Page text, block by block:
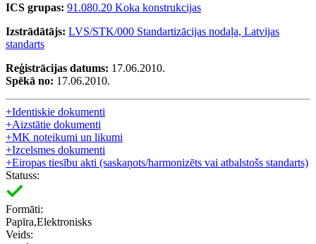
ICS grupas: 91.080.20 Koka konstrukcijas
Izstrādātājs: LVS/STK/000 Standartizācijas nodaļa, Latvijas
standarts
Reģistrācijas datums: 17.06.2010.
Spēkā no: 17.06.2010.
+Identiskie dokumenti
+Aizstātie dokumenti
+MK noteikumi un likumi
+Izcelsmes dokumenti
+Eiropas tiesību akti (saskaņots/harmonizēts vai atbalstošs standarts)
Statuss:
Formāti:
Papīra,Elektronisks
Veids: